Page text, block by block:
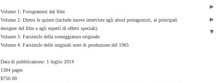
Volume 1: Fotogrammi dal film
Volume 2: Dietro le quinte (include nuove interviste agli attori protagonisti, ai principali
designer del film e agli esperti di effetti speciali)
Volume 3: Facsimile della sceneggiatura originale
Volume 4: Facsimile delle originali note di produzione del 1965
Data di pubblicazione: 1 luglio 2014
1384 pages
$750.00
►
►
▼